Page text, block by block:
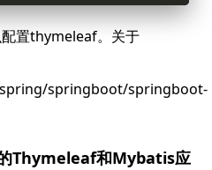
置thymeleaf。关于
springboot/springboot-
Thymeleaf和Mybatis应